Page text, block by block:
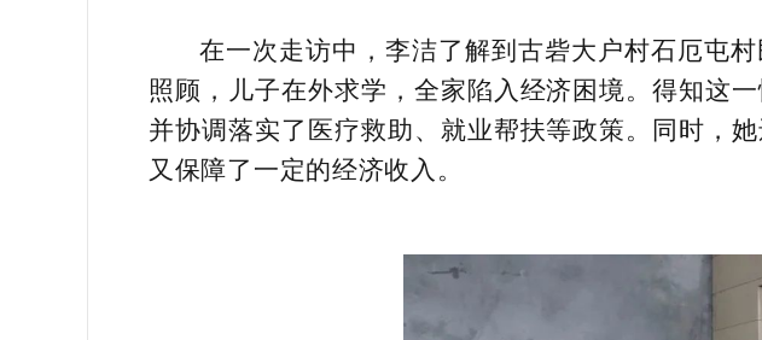
在一次走访中，李洁了解到古砦大户村石厄屯
照顾，儿子在外求学，全家陷入经济困境。得知这
并协调落实了医疗救助、就业帮扶等政策。同时，
又保障了一定的经济收入。